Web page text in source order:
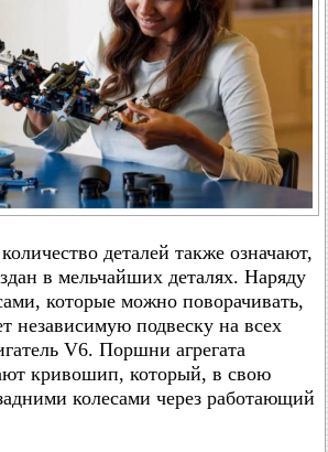
деталей также означают,
в мельчайших деталях. Наряду
которые можно поворачивать,
независимую подвеску на всех
V6. Поршни агрегата
кривошип, который, в свою
колесами через работающий